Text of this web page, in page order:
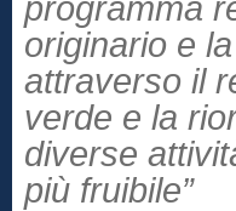
programma
originario e
attraverso il
verde e la
diverse
più fruibile”